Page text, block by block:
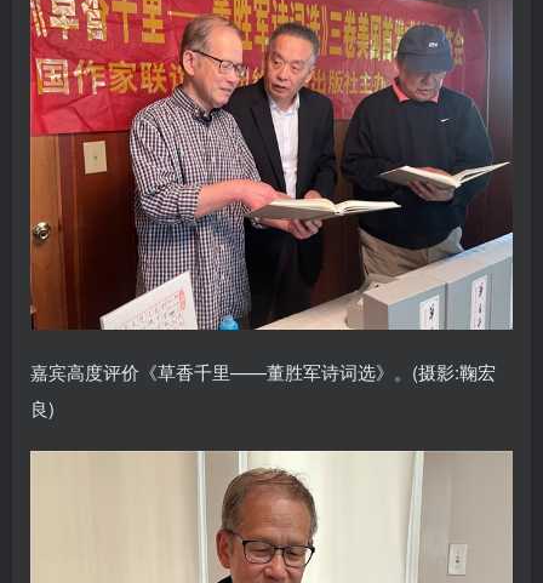
嘉宾高度评价《草香千里——董胜军诗词选》。(摄影:鞠宏
良)